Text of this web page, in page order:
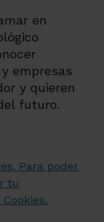
en
empresas
y quieren
futuro.